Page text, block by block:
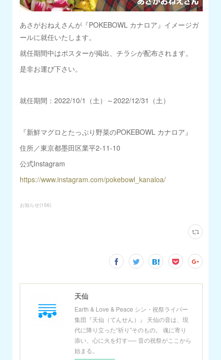
あさがおねえさんが『POKEBOWL カナロア』イメージガ
ールに就任いたします。
就任期間中はポスターが掲出、チラシが配布されます。
是非お運び下さい。
就任期間：2022/10/1（土）～2022/12/31（土）
『新鮮マグロとたっぷり野菜のPOKEBOWL カナロア』
住所／東京都墨田区業平2-11-10
公式Instagram
https://www.instagram.com/pokebowl_kanaloa/
お知らせ(156)
天仙
Earth & Love & Peace シン・祝祭ライバー
集団『天仙（てんせん）』 天仙の音は、現
代に降り立った“祈り”そのもの。 魂に寄り
添い、心に火を灯す── 音の祝祭がここから
始まる。